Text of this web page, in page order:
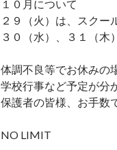
１０月について
２９（火）は、スクー
３０（水）、３１（木
体調不良等でお休みの
学校行事など予定が分
保護者の皆様、お手数
NO LIMIT